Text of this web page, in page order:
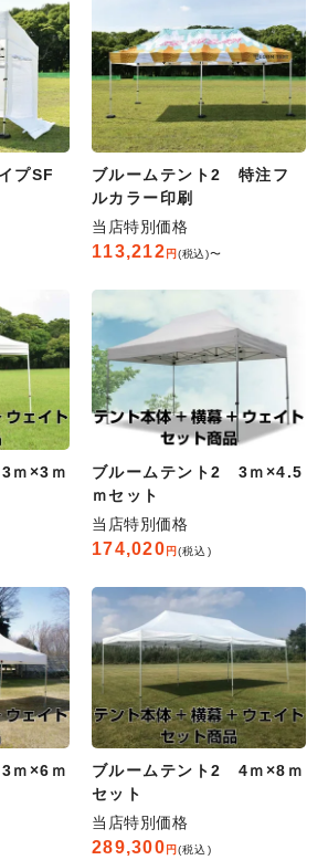
プSF
ブルームテント2 特注フ
ルカラー印刷
当店特別価格
113,212 税込 〜
ｍ×3ｍ
ブルームテント2 3ｍ×4.5
ｍセット
当店特別価格
174,020 税込
ｍ×6ｍ
ブルームテント2 4ｍ×8ｍ
セット
当店特別価格
289,300 税込